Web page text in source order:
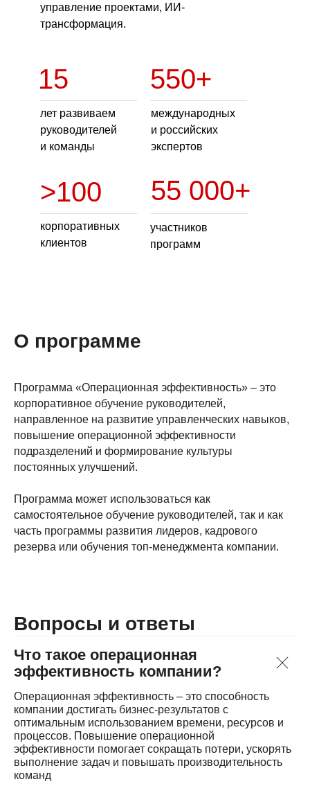
корпоративных
клиентов
>100
участников
программ
55 000+
международных
и российских
экспертов
550+
лет развиваем
руководителей
и команды
15
управление проектами, ИИ-
трансформация.
О программе
Программа «Операционная эффективность» – это
корпоративное обучение руководителей,
направленное на развитие управленческих навыков,
повышение операционной эффективности
подразделений и формирование культуры
постоянных улучшений.
Программа может использоваться как
самостоятельное обучение руководителей, так и как
часть программы развития лидеров, кадрового
резерва или обучения топ-менеджмента компании.
Вопросы и ответы
Что такое операционная
эффективность компании?
Операционная эффективность – это способность
компании достигать бизнес-результатов с
оптимальным использованием времени, ресурсов и
процессов. Повышение операционной
эффективности помогает сокращать потери, ускорять
выполнение задач и повышать производительность
команд